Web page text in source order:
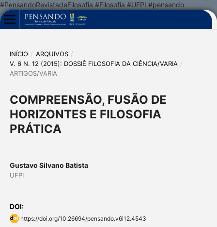
#PensandoRevistadeFilosofia #Filosofia #UFPI #pensando
INÍCIO / ARQUIVOS /
V. 6 N. 12 (2015): DOSSIÊ FILOSOFIA DA CIÊNCIA/VARIA /
ARTIGOS/VARIA
COMPREENSÃO, FUSÃO DE
HORIZONTES E FILOSOFIA
PRÁTICA
Gustavo Silvano Batista
UFPI
DOI:
https://doi.org/10.26694/pensando.v6i12.4543